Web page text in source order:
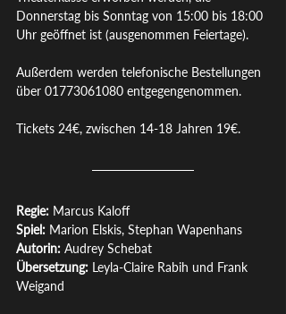
Donnerstag bis Sonntag von 15:00 bis 18:00
Uhr geöffnet ist (ausgenommen Feiertage).
Außerdem werden telefonische Bestellungen
über 01773061080 entgegengenommen.
Tickets 24€, zwischen 14-18 Jahren 19€.
Regie: Marcus Kaloff
Spiel: Marion Elskis, Stephan Wapenhans
Autorin: Audrey Schebat
Übersetzung: Leyla-Claire Rabih und Frank
Weigand